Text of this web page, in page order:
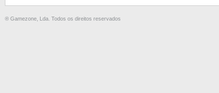
® Gamezone, Lda. Todos os direitos reservados